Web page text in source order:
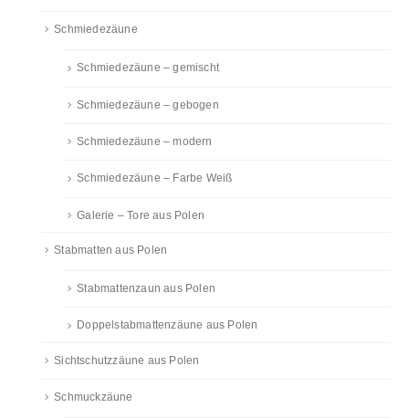
Schmiedezäune
Schmiedezäune – gemischt
Schmiedezäune – gebogen
Schmiedezäune – modern
Schmiedezäune – Farbe Weiß
Galerie – Tore aus Polen
Stabmatten aus Polen
Stabmattenzaun aus Polen
Doppelstabmattenzäune aus Polen
Sichtschutzzäune aus Polen
Schmuckzäune